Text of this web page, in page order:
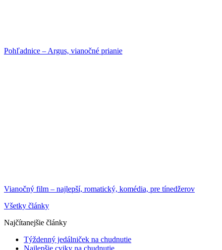
Pohľadnice – Argus, vianočné prianie
Vianočný film – najlepší, romatický, komédia, pre tínedžerov
Všetky články
Najčítanejšie články
Týždenný jedálniček na chudnutie
Najlepšie cviky na chudnutie